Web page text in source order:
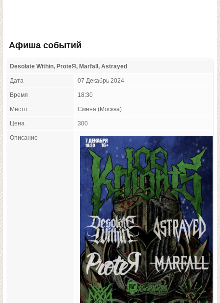
Афиша событий
Desolate Within, ProteЯ, Marfall, Astrayed
Дата 07 Декабрь 2024
Время 18:30
Место Смена (Москва)
Цена 300
Описание